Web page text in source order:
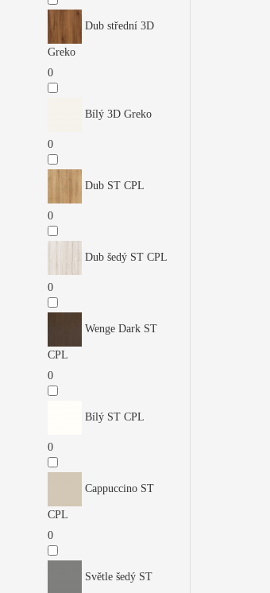
Dub střední 3D
Greko
0
Bílý 3D Greko
0
Dub ST CPL
0
Dub šedý ST CPL
0
Wenge Dark ST
CPL
0
Bílý ST CPL
0
Cappuccino ST
CPL
0
Světle šedý ST